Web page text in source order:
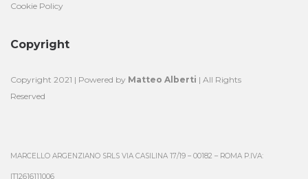
Cookie Policy
Copyright
Copyright 2021 | Powered by Matteo Alberti | All Rights
Reserved
MARCELLO ARGENZIANO SRLS VIA CASILINA 17/19 – 00182 – ROMA P.IVA:
IT12616111006